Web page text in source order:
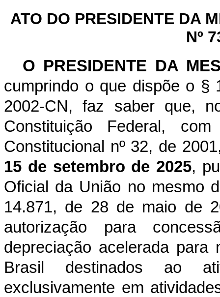
ATO DO PRESIDENTE DA
Nº
O PRESIDENTE DA
cumprindo o que dispõe o §
2002-CN, faz saber que,
Constituição Federal,
Constitucional nº 32, de
15 de setembro de 2025,
Oficial da União no mesmo
14.871, de 28 de maio de
autorização para
depreciação acelerada para
Brasil destinados ao
exclusivamente em